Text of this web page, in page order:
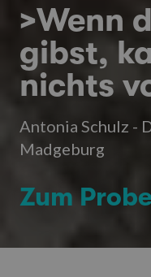
>Wenn
gibst,
nichts
Antonia Schulz -
Madgeburg
Zum